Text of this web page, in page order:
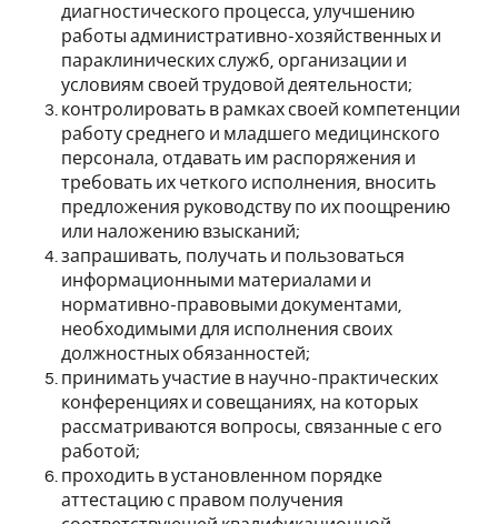
диагностического процесса, улучшению
работы административно-хозяйственных и
параклинических служб, организации и
условиям своей трудовой деятельности;
контролировать в рамках своей компетенции
работу среднего и младшего медицинского
персонала, отдавать им распоряжения и
требовать их четкого исполнения, вносить
предложения руководству по их поощрению
или наложению взысканий;
запрашивать, получать и пользоваться
информационными материалами и
нормативно-правовыми документами,
необходимыми для исполнения своих
должностных обязанностей;
принимать участие в научно-практических
конференциях и совещаниях, на которых
рассматриваются вопросы, связанные с его
работой;
проходить в установленном порядке
аттестацию с правом получения